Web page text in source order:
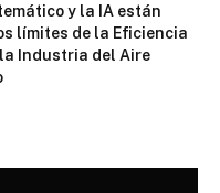
y la IA están
límites de la Eficiencia
Industria del Aire